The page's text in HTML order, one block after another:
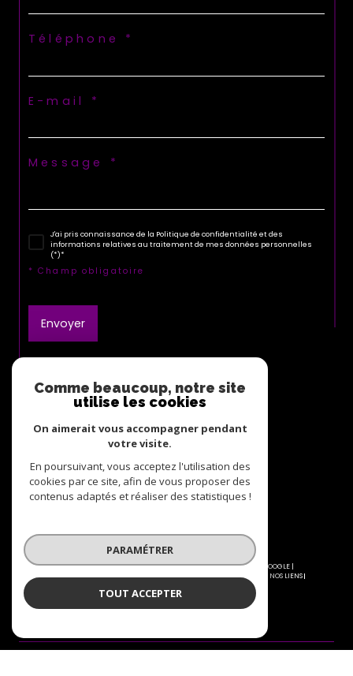
Téléphone *
E-mail *
Message *
J'ai pris connaissance de la Politique de confidentialité et des
informations relatives au traitement de mes données personnelles
(*)*
* Champ obligatoire
Envoyer
ADHÉRONS
© 2026 | TOUS DROITS RÉSERVÉS | TRADUCTION POWERED BY GOOGLE |
NOS HONORAIRES
PLAN DU SITE MENTIONS LÉGALES ADMIN
NOS LIENS
Comme beaucoup, notre site
utilise les cookies
On aimerait vous accompagner pendant
votre visite.
En poursuivant, vous acceptez l'utilisation des
cookies par ce site, afin de vous proposer des
contenus adaptés et réaliser des statistiques !
PARAMÉTRER
TOUT ACCEPTER